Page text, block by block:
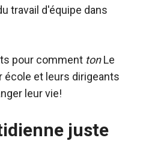
travail d'équipe dans
pour comment tonLe
école et leurs dirigeants
leur vie!
juste